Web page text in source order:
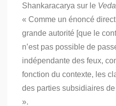
Shankaracarya sur le
« Comme un énoncé
grande autorité [que le
n’est pas possible de
indépendante des feux,
fonction du contexte, les
des parties subsidiaires
».